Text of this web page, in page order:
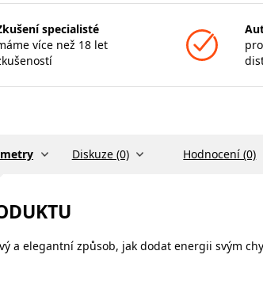
specialisté
více než 18 let
Diskuze (0) Hodnocení (0)
a elegantní způsob, jak dodat energii svým